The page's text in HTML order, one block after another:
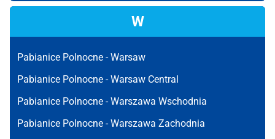
W
Pabianice Polnocne -Warsaw
Pabianice Polnocne -Warsaw Central
Pabianice Polnocne -Warszawa Wschodnia
Pabianice Polnocne -Warszawa Zachodnia